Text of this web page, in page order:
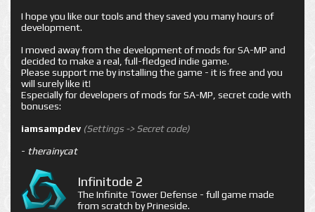
I hope you like our tools and they saved you many hours of
development.
I moved away from the development of mods for SA-MP and
decided to make a real, full-fledged indie game.
Please support me by installing the game - it is free and you
will surely like it!
Especially for developers of mods for SA-MP, secret code with
bonuses:
iamsampdev (Settings -> Secret code)
- therainycat
Infinitode 2
The Infinite Tower Defense - full game made
from scratch by Prineside.